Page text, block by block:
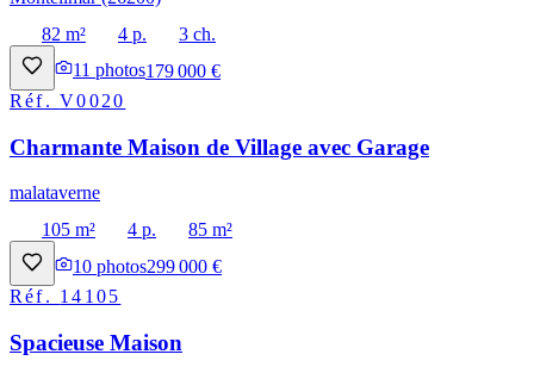
82 m²
4 p.
3 ch.
11 photos179 000 €
Réf.V0020
Charmante Maison de Village avec Garage
malataverne
105 m²
4 p.
85 m²
10 photos299 000 €
Réf. 14105
Spacieuse Maison